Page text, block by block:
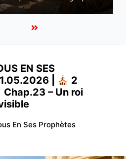
EN SES
|
2
Chap.23 – Un roi
En Ses Prophètes